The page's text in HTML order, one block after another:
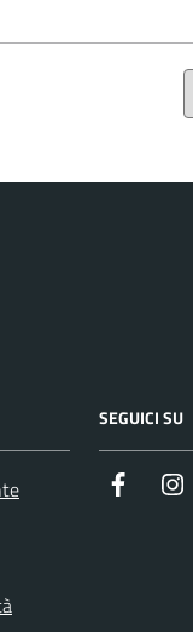
SEGUICI SU
Facebook